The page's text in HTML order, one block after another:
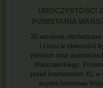
UROCZYSTOŚCI
POWSTANIA
20 września
i Linzu w obecności
polskich oraz
Warszawskiego.
przed krematorium KL w
asysta honorowa